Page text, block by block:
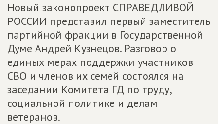
Новый законопроект СПРАВЕДЛИВОЙ
РОССИИ представил первый заместитель
партийной фракции в Государственной
Думе Андрей Кузнецов. Разговор о
единых мерах поддержки участников
СВО и членов их семей состоялся на
заседании Комитета ГД по труду,
социальной политике и делам
ветеранов.